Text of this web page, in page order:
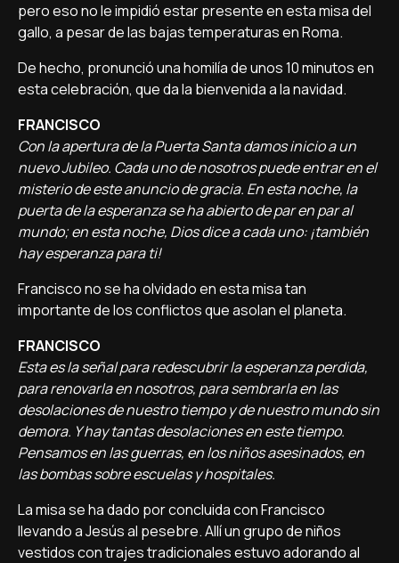
pero eso no le impidió estar presente en esta misa del
gallo, a pesar de las bajas temperaturas en Roma.
De hecho, pronunció una homilía de unos 10 minutos en
esta celebración, que da la bienvenida a la navidad.
FRANCISCO
Con la apertura de la Puerta Santa damos inicio a un
nuevo Jubileo. Cada uno de nosotros puede entrar en el
misterio de este anuncio de gracia. En esta noche, la
puerta de la esperanza se ha abierto de par en par al
mundo; en esta noche, Dios dice a cada uno: ¡también
hay esperanza para ti!
Francisco no se ha olvidado en esta misa tan
importante de los conflictos que asolan el planeta.
FRANCISCO
Esta es la señal para redescubrir la esperanza perdida,
para renovarla en nosotros, para sembrarla en las
desolaciones de nuestro tiempo y de nuestro mundo sin
demora. Y hay tantas desolaciones en este tiempo.
Pensamos en las guerras, en los niños asesinados, en
las bombas sobre escuelas y hospitales.
La misa se ha dado por concluida con Francisco
llevando a Jesús al pesebre. Allí un grupo de niños
vestidos con trajes tradicionales estuvo adorando al